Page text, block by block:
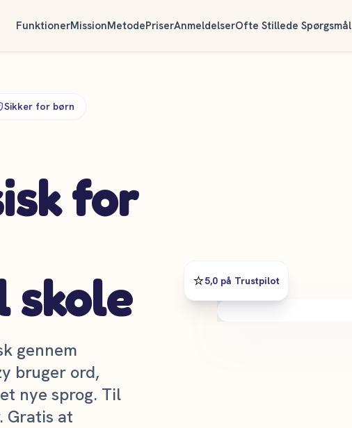
FunktionerMissionMetodePriserAnmeldelserOfte Stillede Spørgsmål
Sikker for børn
for
skole
gennem
bruger ord,
nye sprog. Til
Gratis at
⭐️5,0 på Trustpilot